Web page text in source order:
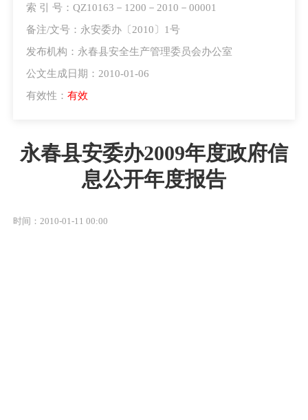
索 引 号：QZ10163－1200－2010－00001
备注/文号：永安委办〔2010〕1号
发布机构：永春县安全生产管理委员会办公室
公文生成日期：2010-01-06
有效性： 有效
永春县安委办2009年度政府信
息公开年度报告
时间：2010-01-11 00:00